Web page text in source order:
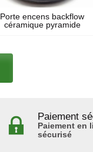
Porte encens backflow
céramique pyramide
Paiement
Paiement en
sécurisé